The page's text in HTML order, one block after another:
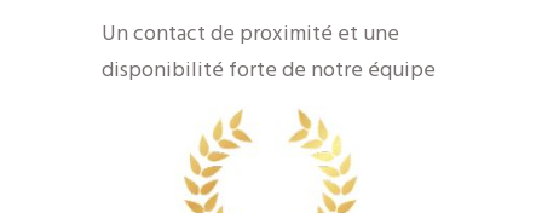
Un contact de proximité et une
disponibilité forte de notre équipe